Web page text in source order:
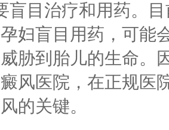
目治疗和用药。目
妇盲目用药，可能
胁到胎儿的生命。
风医院，在正规医
的关键。